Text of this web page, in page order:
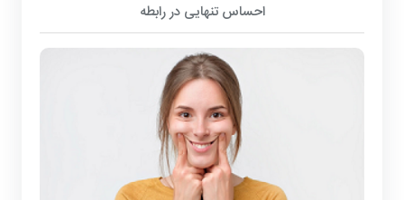
احساس تنهایی در رابطه